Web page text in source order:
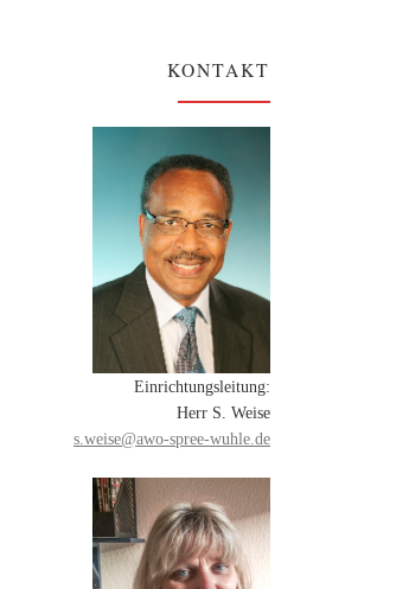
KONTAKT
Einrichtungsleitung:
Herr S. Weise
s.weise@awo-spree-wuhle.de